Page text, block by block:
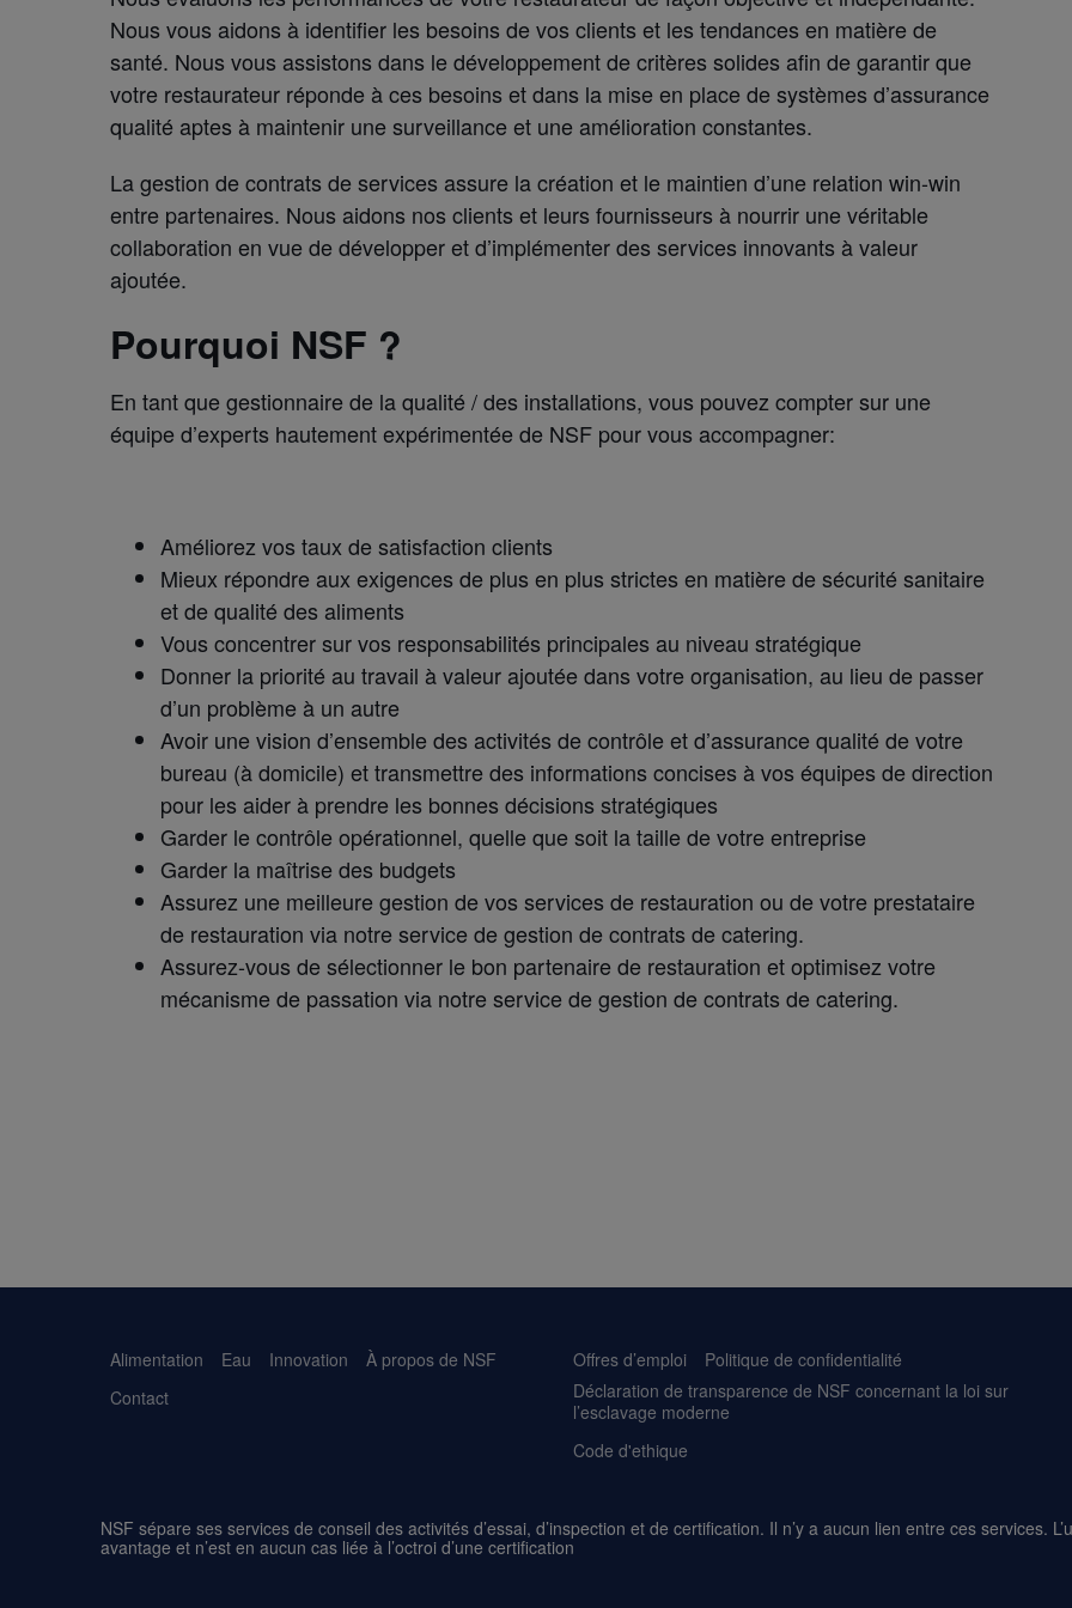
Nous vous aidons à identifier les besoins de vos clients et les tendances en matière de
santé. Nous vous assistons dans le développement de critères solides afin de garantir que
votre restaurateur réponde à ces besoins et dans la mise en place de systèmes d’assurance
qualité aptes à maintenir une surveillance et une amélioration constantes.
La gestion de contrats de services assure la création et le maintien d’une relation win-win
entre partenaires. Nous aidons nos clients et leurs fournisseurs à nourrir une véritable
collaboration en vue de développer et d’implémenter des services innovants à valeur
ajoutée.
Pourquoi NSF ?
En tant que gestionnaire de la qualité / des installations, vous pouvez compter sur une
équipe d’experts hautement expérimentée de NSF pour vous accompagner:
Améliorez vos taux de satisfaction clients
Mieux répondre aux exigences de plus en plus strictes en matière de sécurité sanitaire
et de qualité des aliments
Vous concentrer sur vos responsabilités principales au niveau stratégique
Donner la priorité au travail à valeur ajoutée dans votre organisation, au lieu de passer
d’un problème à un autre
Avoir une vision d’ensemble des activités de contrôle et d’assurance qualité de votre
bureau (à domicile) et transmettre des informations concises à vos équipes de direction
pour les aider à prendre les bonnes décisions stratégiques
Garder le contrôle opérationnel, quelle que soit la taille de votre entreprise
Garder la maîtrise des budgets
Assurez une meilleure gestion de vos services de restauration ou de votre prestataire
de restauration via notre service de gestion de contrats de catering.
Assurez-vous de sélectionner le bon partenaire de restauration et optimisez votre
mécanisme de passation via notre service de gestion de contrats de catering.
Alimentation Eau Innovation
À propos de NSF
Contact
Offres d’emploi
Politique de confidentialité
Déclaration de transparence de NSF concernant la loi sur
l’esclavage moderne
Code d'ethique
NSF sépare ses services de conseil des activités d’essai, d’inspection et de certification. Il n’y a aucun lien entre ces services.
avantage et n’est en aucun cas liée à l’octroi d’une certification